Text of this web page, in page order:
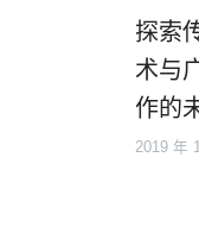
探索
术与
作的
2019 年